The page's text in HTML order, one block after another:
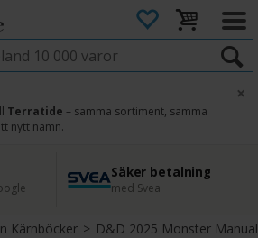
Terratide – samma sortiment, samma
nytt namn.
×
Säker betalning
med Svea
45 dagars ångerrätt
Enkel retur
Kärnböcker> D&D 2025 Monster Manual